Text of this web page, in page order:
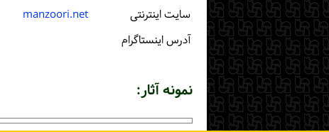
سایت اینترنتی
manzoori.net
آدرس اینستاگرام
نمونه آثار: